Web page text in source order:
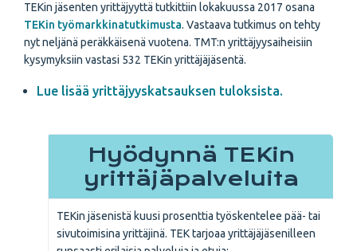
TEKin jäsenten yrittäjyyttä tutkittiin lokakuussa 2017 osana
TEKin työmarkkinatutkimusta. Vastaava tutkimus on tehty
nyt neljänä peräkkäisenä vuotena. TMT:n yrittäjyysaiheisiin
kysymyksiin vastasi 532 TEKin yrittäjäjäsentä.
Lue lisää yrittäjyyskatsauksen tuloksista.
Hyödynnä TEKin
yrittäjäpalveluita
TEKin jäsenistä kuusi prosenttia työskentelee pää- tai
sivutoimisina yrittäjinä. TEK tarjoaa yrittäjäjäsenilleen